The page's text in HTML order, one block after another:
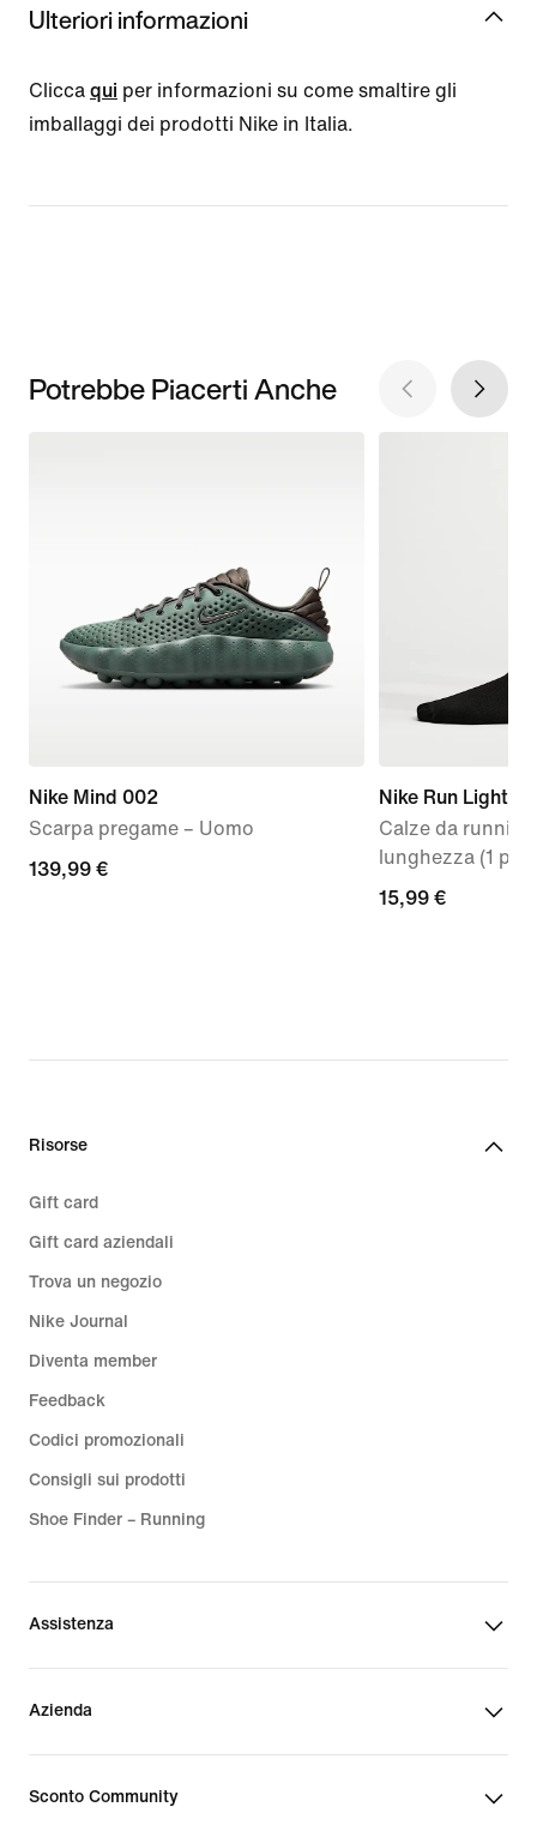
Ulteriori informazioni
Clicca qui per informazioni su come smaltire gli
imballaggi dei prodotti Nike in Italia.
Potrebbe Piacerti Anche
Nike Mind 002
Scarpa pregame – Uomo
139,99
139,99 €
Nike Run
Calze da
lunghezza (1
15,99
15,99 €
Risorse
Gift card
Gift card aziendali
Trova un negozio
Nike Journal
Diventa member
Feedback
Codici promozionali
Consigli sui prodotti
Shoe Finder – Running
Assistenza
Azienda
Sconto Community